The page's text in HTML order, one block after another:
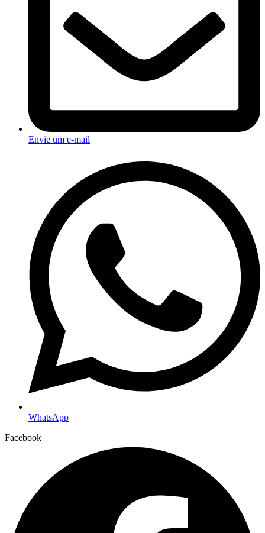
Envie um e-mail
WhatsApp
Facebook